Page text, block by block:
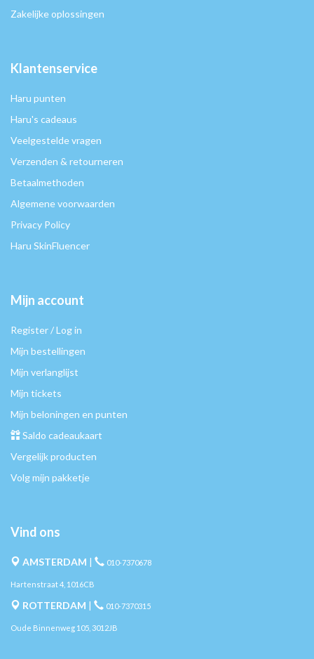
Zakelijke oplossingen
Klantenservice
Haru punten
Haru's cadeaus
Veelgestelde vragen
Verzenden & retourneren
Betaalmethoden
Algemene voorwaarden
Privacy Policy
Haru SkinFluencer
Mijn account
Register / Log in
Mijn bestellingen
Mijn verlanglijst
Mijn tickets
Mijn beloningen en punten
Saldo cadeaukaart
Vergelijk producten
Volg mijn pakketje
Vind ons
AMSTERDAM | 010-7370678
Hartenstraat 4, 1016CB
ROTTERDAM | 010-7370315
Oude Binnenweg 105, 3012JB